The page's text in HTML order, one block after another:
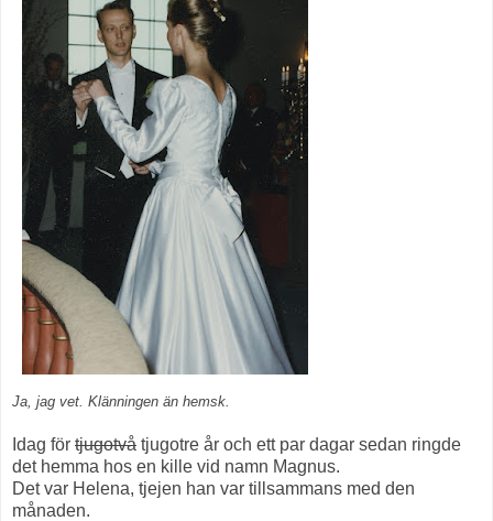
Ja, jag vet. Klänningen än hemsk.
Idag för tjugotvå tjugotre år och ett par dagar sedan ringde
det hemma hos en kille vid namn Magnus.
Det var Helena, tjejen han var tillsammans med den
månaden.